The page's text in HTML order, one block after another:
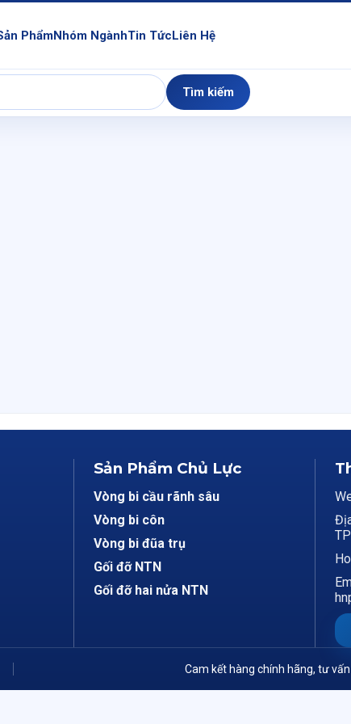
PhẩmNhóm NgànhTin TứcLiên Hệ
Tìm kiếm
Sản Phẩm Chủ Lực
Vòng bi cầu rãnh sâu
Vòng bi côn
Vòng bi đũa trụ
Gối đỡ NTN
Gối đỡ hai nửa NTN
Cam kết hàng chính hãng, tư